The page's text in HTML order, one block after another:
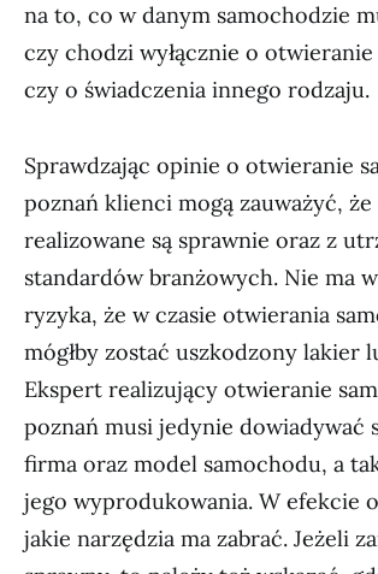
na to, co w danym samochodzie
czy chodzi wyłącznie o
czy o świadczenia innego rodzaju.
Sprawdzając opinie o otwieranie
poznań klienci mogą zauważyć,
realizowane są sprawnie oraz z
standardów branżowych. Nie ma
ryzyka, że w czasie otwierania
mógłby zostać uszkodzony lakier
Ekspert realizujący otwieranie
poznań musi jedynie dowiadywać
firma oraz model samochodu, a
jego wyprodukowania. W efekcie
jakie narzędzia ma zabrać. Jeżeli